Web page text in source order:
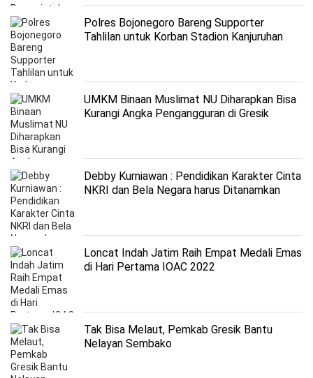
Polres Bojonegoro Bareng Supporter
Tahlilan untuk Korban Stadion Kanjuruhan
UMKM Binaan Muslimat NU Diharapkan Bisa
Kurangi Angka Pengangguran di Gresik
Debby Kurniawan : Pendidikan Karakter Cinta
NKRI dan Bela Negara harus Ditanamkan
Loncat Indah Jatim Raih Empat Medali Emas
di Hari Pertama IOAC 2022
Tak Bisa Melaut, Pemkab Gresik Bantu
Nelayan Sembako